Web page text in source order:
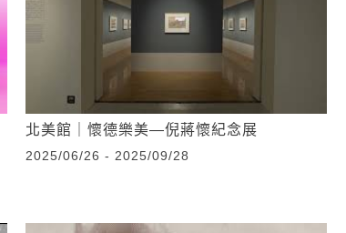
北美館｜懷德樂美—倪蔣懷紀念展
2025/06/26 - 2025/09/28